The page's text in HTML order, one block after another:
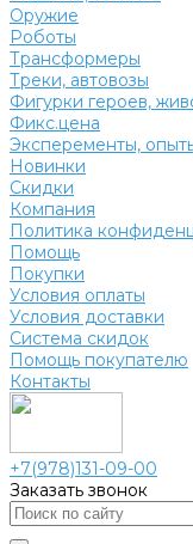
Оружие
Роботы
Трансформеры
Треки, автовозы
Фигурки героев,
Фикс.цена
Эксперементы,
Новинки
Скидки
Компания
Политика
Помощь
Покупки
Условия оплаты
Условия доставки
Система скидок
Помощь покупателю
Контакты
+7(978)131-09-00
Заказать звонок